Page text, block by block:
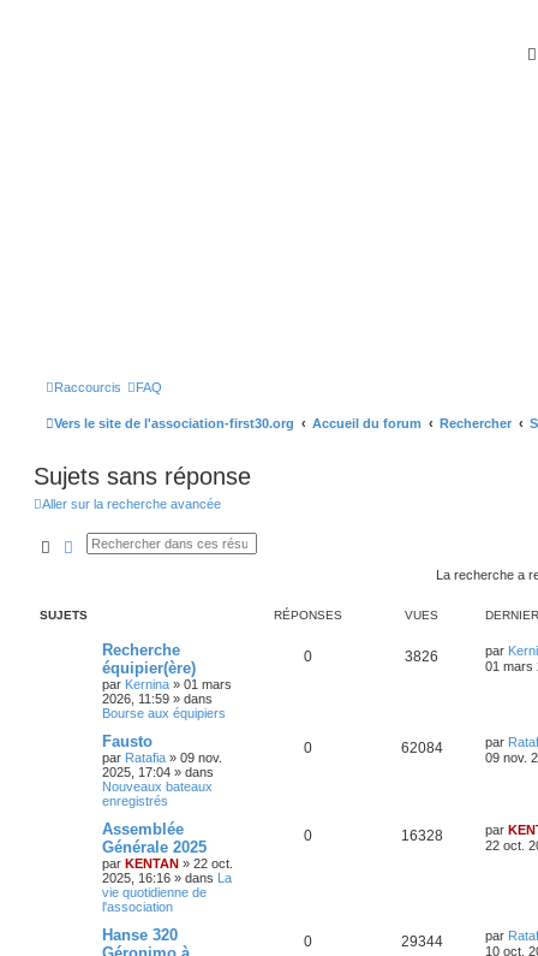
Raccourcis FAQ
Vers le site de l'association-first30.org Accueil du forum Rechercher
Sujets sans réponse
Aller sur la recherche avancée
Rechercher
Recherche avancée
La recherche a
SUJETS RÉPONSES VUES
Recherche
équipier(ère)
par Kernina » 01 mars
2026, 11:59 » dans
Bourse aux équipiers
0 3826 par
01 mars
Fausto
par Ratafia » 09 nov.
2025, 17:04 » dans
Nouveaux bateaux
enregistrés
0 62084 par
09 nov.
Assemblée
Générale 2025
par KENTAN » 22 oct.
2025, 16:16 » dans La
vie quotidienne de
l'association
0 16328 par
22 oct.
Hanse 320
Géronimo à
0 29344 par
10 oct.